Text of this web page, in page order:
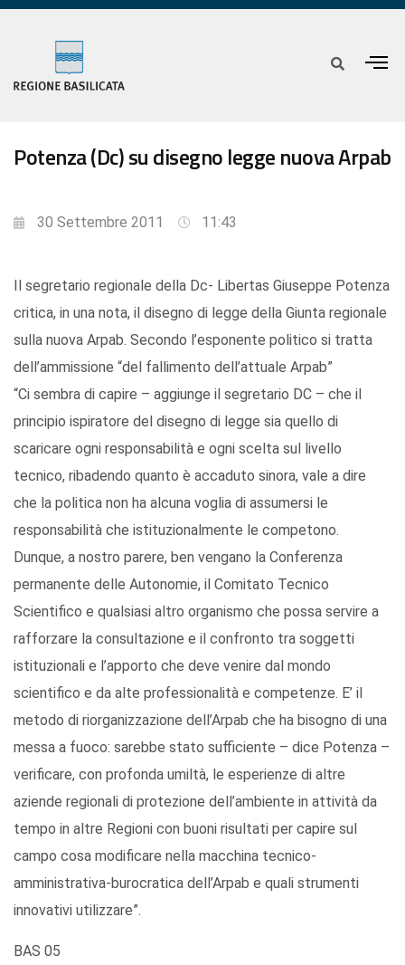
Potenza (Dc) su disegno legge nuova Arpab
30 Settembre 2011 11:43
Il segretario regionale della Dc- Libertas Giuseppe Potenza
critica, in una nota, il disegno di legge della Giunta regionale
sulla nuova Arpab. Secondo l’esponente politico si tratta
dell’ammissione “del fallimento dell’attuale Arpab”
“Ci sembra di capire – aggiunge il segretario DC – che il
principio ispiratore del disegno di legge sia quello di
scaricare ogni responsabilità e ogni scelta sul livello
tecnico, ribadendo quanto è accaduto sinora, vale a dire
che la politica non ha alcuna voglia di assumersi le
responsabilità che istituzionalmente le competono.
Dunque, a nostro parere, ben vengano la Conferenza
permanente delle Autonomie, il Comitato Tecnico
Scientifico e qualsiasi altro organismo che possa servire a
rafforzare la consultazione e il confronto tra soggetti
istituzionali e l’apporto che deve venire dal mondo
scientifico e da alte professionalità e competenze. E’ il
metodo di riorganizzazione dell’Arpab che ha bisogno di una
messa a fuoco: sarebbe stato sufficiente – dice Potenza –
verificare, con profonda umiltà, le esperienze di altre
aziende regionali di protezione dell’ambiente in attività da
tempo in altre Regioni con buoni risultati per capire sul
campo cosa modificare nella macchina tecnico-
amministrativa-burocratica dell’Arpab e quali strumenti
innovativi utilizzare”.
BAS 05